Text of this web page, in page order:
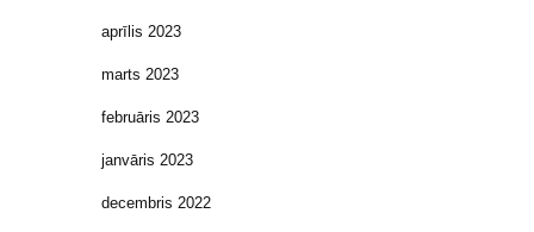
aprīlis 2023
marts 2023
februāris 2023
janvāris 2023
decembris 2022